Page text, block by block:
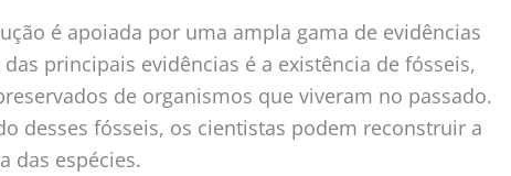
é apoiada por uma ampla gama de evidências
principais evidências é a existência de fósseis,
de organismos que viveram no passado.
desses fósseis, os cientistas podem reconstruir a
das espécies.